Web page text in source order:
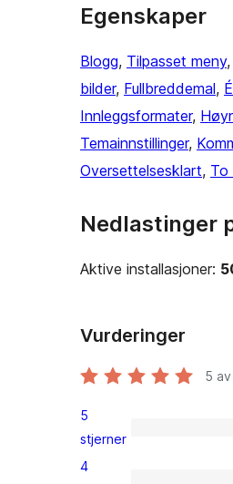
Egenskaper
Blogg, Tilpasset meny,
bilder, Fullbreddemal,
Innleggsformater,
Temainnstillinger,
Oversettelsesklart, To
Nedlastinger
Aktive installasjoner:
Vurderinger
5
1
5-
5
stjerner
4